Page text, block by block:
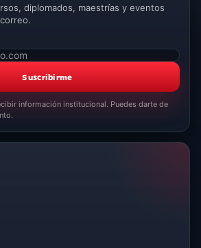
diplomados, maestrías y eventos
Suscribirme
información institucional. Puedes darte de